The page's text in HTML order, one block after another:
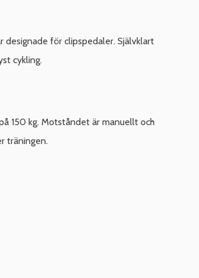
för clipspedaler. Självklart
cykling.
150 kg. Motståndet är manuellt och
träningen.